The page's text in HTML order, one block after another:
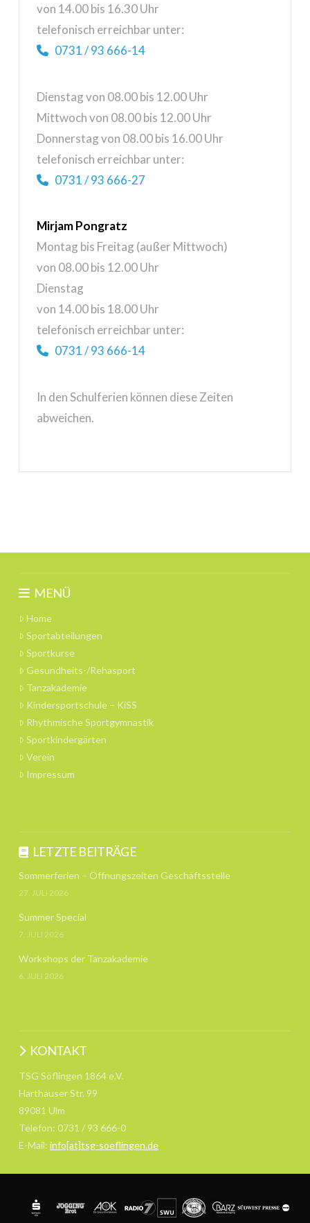
von 14.00 bis 16.30 Uhr
telefonisch erreichbar unter:
0731 / 93 666-14
Dienstag von 08.00 bis 12.00 Uhr
Mittwoch von 08.00 bis 12.00 Uhr
Donnerstag von 08.00 bis 16.00 Uhr
telefonisch erreichbar unter:
0731 / 93 666-27
Mirjam Pongratz
Montag bis Freitag (außer Mittwoch)
von 08.00 bis 12.00 Uhr
Dienstag
von 14.00 bis 18.00 Uhr
telefonisch erreichbar unter:
0731 / 93 666-14
In den Schulferien können diese Zeiten
abweichen.
MENÜ
Home
Sportabteilungen
Sportkurse
Gesundheits-/Rehasport
Tanzakademie
Kindersportschule – KiSS
Rhythmische Sportgymnastik
Sportkindergärten
Verein
Impressum
LETZTE BEITRÄGE
Sommerferien – Öffnungszeiten Geschäftsstelle
27. JULI 2026
Summer Special
7. JULI 2026
Workshops der Tanzakademie
6. JULI 2026
KONTAKT
TSG Söflingen 1864 e.V.
Harthauser Str. 99
89081 Ulm
Telefon: 0731 / 93 666-0
E-Mail: info[at]tsg-soeflingen.de